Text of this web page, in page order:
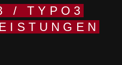
/ TYPO3